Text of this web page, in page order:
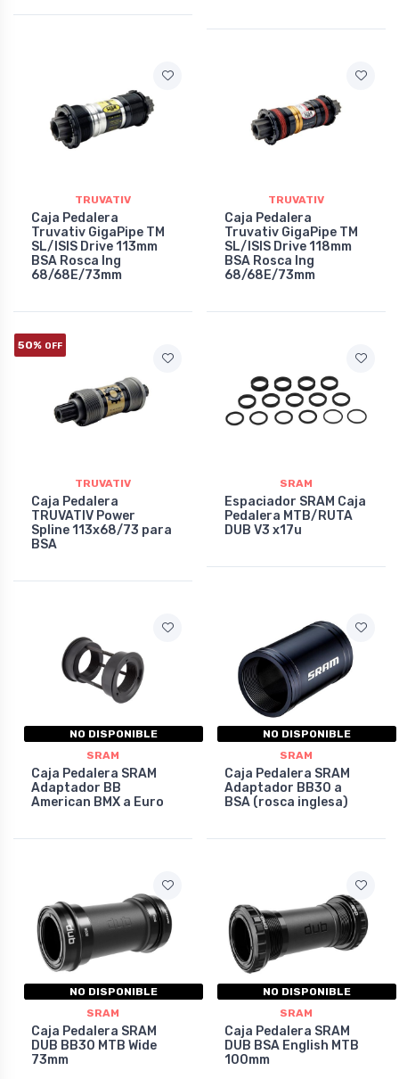
TRUVATIV
Caja Pedalera
Truvativ GigaPipe TM
SL/ISIS Drive 113mm
BSA Rosca Ing
68/68E/73mm
TRUVATIV
Caja Pedalera
Truvativ GigaPipe TM
SL/ISIS Drive 118mm
BSA Rosca Ing
68/68E/73mm
50% OFF
TRUVATIV
Caja Pedalera
TRUVATIV Power
Spline 113x68/73 para
BSA
SRAM
Espaciador SRAM Caja
Pedalera MTB/RUTA
DUB V3 x17u
NO DISPONIBLE
SRAM
Caja Pedalera SRAM
Adaptador BB
American BMX a Euro
NO DISPONIBLE
SRAM
Caja Pedalera SRAM
Adaptador BB30 a
BSA (rosca inglesa)
NO DISPONIBLE
SRAM
Caja Pedalera SRAM
DUB BB30 MTB Wide
73mm
NO DISPONIBLE
SRAM
Caja Pedalera SRAM
DUB BSA English MTB
100mm